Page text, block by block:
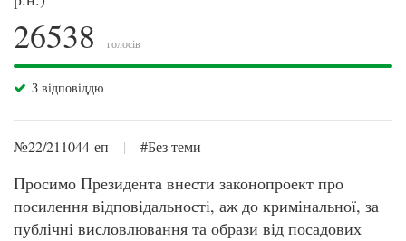
26538 голосів
З відповіддю
№22/211044-еп | #Без теми
Просимо Президента внести законопроект про
посилення відповідальності, аж до кримінальної, за
публічні висловлювання та образи від посадових